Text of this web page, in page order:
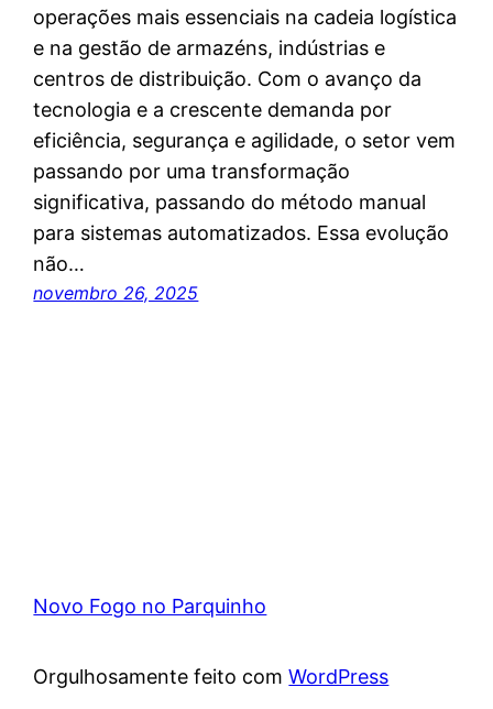
operações mais essenciais na cadeia logística
e na gestão de armazéns, indústrias e
centros de distribuição. Com o avanço da
tecnologia e a crescente demanda por
eficiência, segurança e agilidade, o setor vem
passando por uma transformação
significativa, passando do método manual
para sistemas automatizados. Essa evolução
não…
novembro 26, 2025
Novo Fogo no Parquinho
Orgulhosamente feito comWordPress